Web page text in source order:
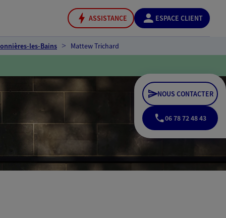
ASSISTANCE ESPACE CLIENT
les-Bains Mattew Trichard
NOUS CONTACTER
06 78 72 48 43